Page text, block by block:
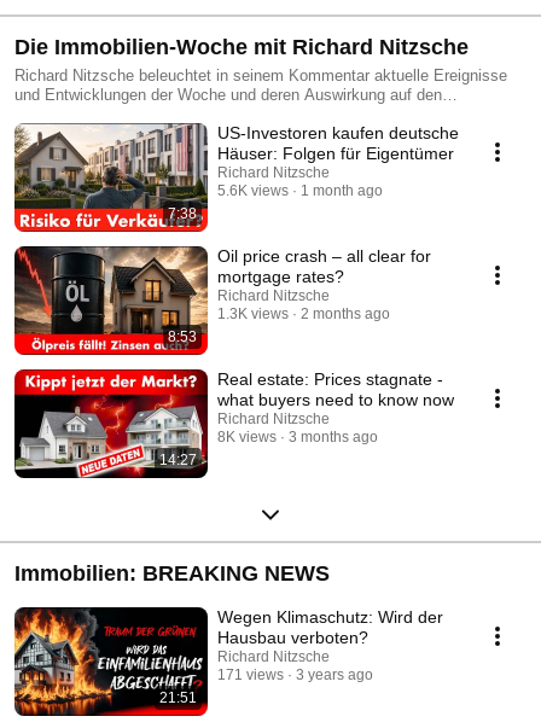
Die Immobilien-Woche mit Richard Nitzsche
Richard Nitzsche beleuchtet in seinem Kommentar aktuelle Ereignisse
und Entwicklungen der Woche und deren Auswirkung auf den
7:38
US-Investoren kaufen deutsche
Häuser: Folgen für Eigentümer
Richard Nitzsche
5.6K views
1 month ago
8:53
Oil price crash – all clear for
mortgage rates?
Richard Nitzsche
1.3K views
2 months ago
14:27
Real estate: Prices stagnate -
what buyers need to know now
Richard Nitzsche
8K views
3 months ago
Immobilien: BREAKING NEWS
21:51
Wegen Klimaschutz: Wird der
Hausbau verboten?
Richard Nitzsche
171 views
3 years ago